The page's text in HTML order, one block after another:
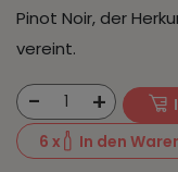
Pinot Noir, der
vereint.
- 1 +
6 x
In den